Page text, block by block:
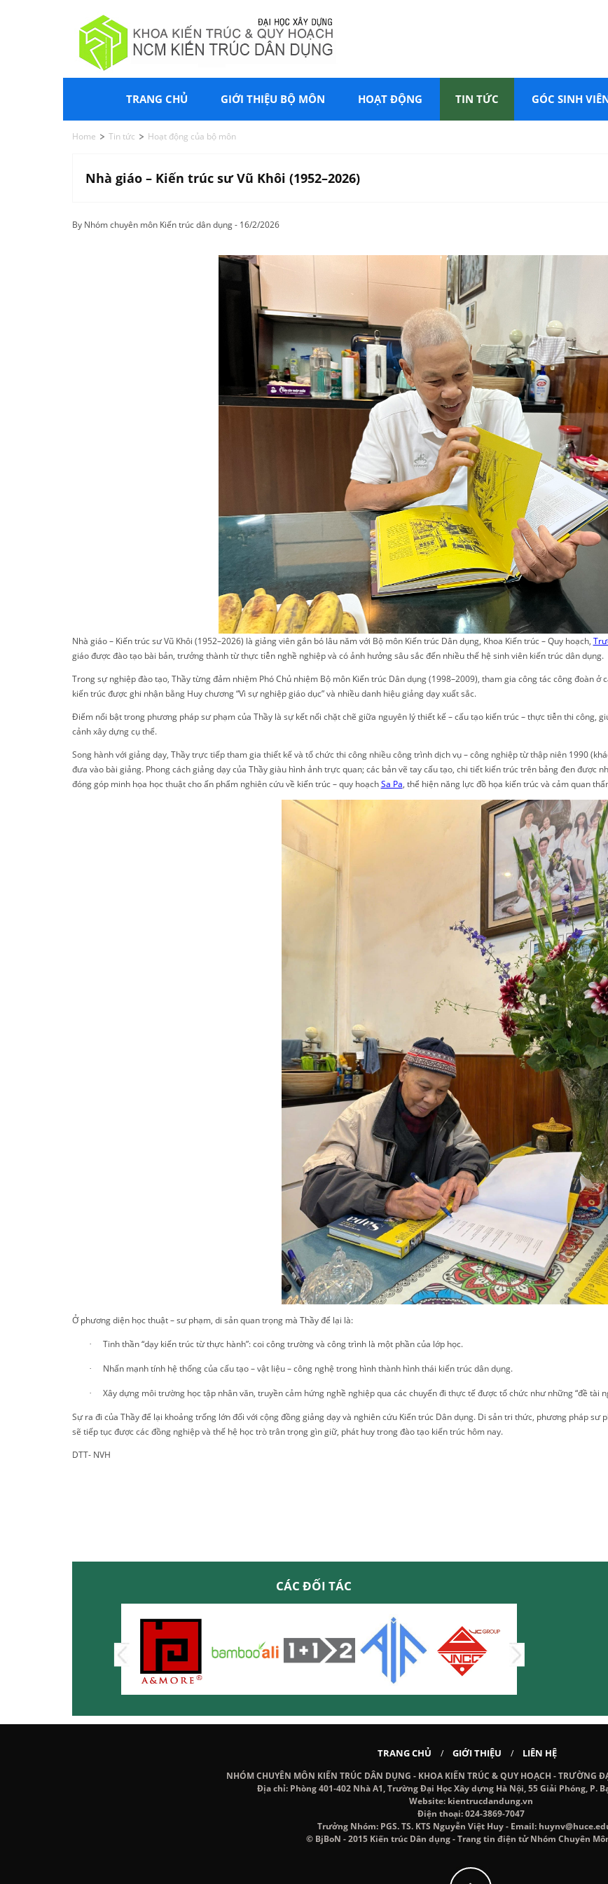
TRANG CHỦ GIỚI THIỆU BỘ MÔN HOẠT ĐỘNG TIN TỨC GÓC SINH
Home Tin tức Hoạt động của bộ môn
Nhà giáo – Kiến trúc sư Vũ Khôi (1952–2026)
By Nhóm chuyên môn Kiến trúc dân dụng - 16/2/2026
Nhà giáo – Kiến trúc sư Vũ Khôi (1952–2026) là giảng viên gắn bó lâu năm với Bộ môn Kiến trúc Dân dụng, Khoa Kiến trúc – Quy hoạch,
giáo được đào tạo bài bản, trưởng thành từ thực tiễn nghề nghiệp và có ảnh hưởng sâu sắc đến nhiều thế hệ sinh viên kiến trúc dân dụng.
Trong sự nghiệp đào tạo, Thầy từng đảm nhiệm Phó Chủ nhiệm Bộ môn Kiến trúc Dân dụng (1998–2009), tham gia công tác công đoàn ở
kiến trúc được ghi nhận bằng Huy chương “Vì sự nghiệp giáo dục” và nhiều danh hiệu giảng dạy xuất sắc.
Điểm nổi bật trong phương pháp sư phạm của Thầy là sự kết nối chặt chẽ giữa nguyên lý thiết kế – cấu tạo kiến trúc – thực tiễn thi công,
cảnh xây dựng cụ thể.
Song hành với giảng dạy, Thầy trực tiếp tham gia thiết kế và tổ chức thi công nhiều công trình dịch vụ – công nghiệp từ thập niên 1990
đưa vào bài giảng. Phong cách giảng dạy của Thầy giàu hình ảnh trực quan; các bản vẽ tay cấu tạo, chi tiết kiến trúc trên bảng đen được
đóng góp minh họa học thuật cho ấn phẩm nghiên cứu về kiến trúc – quy hoạchSa Pa, thể hiện năng lực đồ họa kiến trúc và cảm quan
Ở phương diện học thuật – sư phạm, di sản quan trọng mà Thầy để lại là:
· Tinh thần“dạy kiến trúc từ thực hành”: coi công trường và công trình là một phần của lớp học.
· Nhấn mạnhtính hệ thống của cấu tạo – vật liệu – công nghệ trong hình thành hình thái kiến trúc dân dụng.
·
Xây dựng môi trường học tập nhân văn, truyền cảm hứng nghề nghiệp qua các chuyến đi thực tế được tổ chức như những “đề tài
Sự ra đi của Thầy để lại khoảng trống lớn đối với cộng đồng giảng dạy và nghiên cứu Kiến trúc Dân dụng. Di sản tri thức, phương pháp sư
sẽ tiếp tục được các đồng nghiệp và thế hệ học trò trân trọng gìn giữ, phát huy trong đào tạo kiến trúc hôm nay.
DTT- NVH
CÁC ĐỐI TÁC
TRANG CHỦ / GIỚI THIỆU / LIÊN HỆ
NHÓM CHUYÊN MÔN KIẾN TRÚC DÂN DỤNG - KHOA KIẾN TRÚC & QUY HOẠCH - TRƯỜNG
Địa chỉ: Phòng 401-402 Nhà A1, Trường Đại Học Xây dựng Hà Nội, 55 Giải Phóng, P.
Website: kientrucdandung.vn
Điện thoại: 024-3869-7047
Trưởng Nhóm: PGS. TS. KTS Nguyễn Việt Huy - Email:
© BjBoN - 2015 Kiến trúc Dân dụng - Trang tin điện tử Nhóm Chuyên